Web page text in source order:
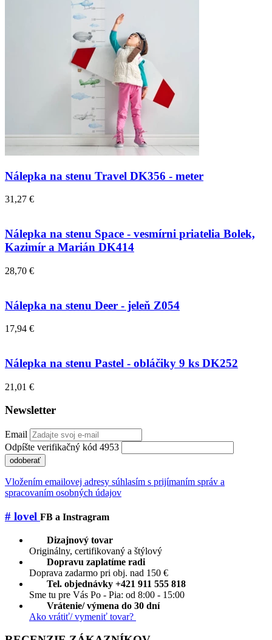
Nálepka na stenu Travel DK356 - meter
31,27 €
Nálepka na stenu Space - vesmírni priatelia Bolek,
Kazimír a Marián DK414
28,70 €
Nálepka na stenu Deer - jeleň Z054
17,94 €
Nálepka na stenu Pastel - obláčiky 9 ks DK252
21,01 €
Newsletter
Email
Odpíšte verifikačný kód 4953
odoberať
Vložením emailovej adresy súhlasím s prijímaním správ a
spracovaním osobných údajov
# lovel FB a Instragram
Dizajnový tovar
Originálny, certifikovaný a štýlový
Dopravu zaplatíme radi
Doprava zadarmo pri obj. nad 150 €
Tel. objednávky +421 911 555 818
Sme tu pre Vás Po - Pia: od 8:00 - 15:00
Vrátenie/ výmena do 30 dní
Ako vrátiť/ vymeniť tovar?